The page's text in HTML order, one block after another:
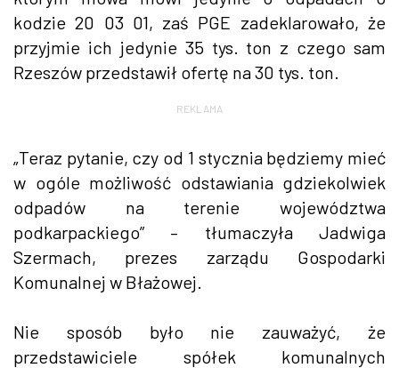
kodzie 20 03 01, zaś PGE zadeklarowało, że
przyjmie ich jedynie 35 tys. ton z czego sam
Rzeszów przedstawił ofertę na 30 tys. ton.
REKLAMA
„Teraz pytanie, czy od 1 stycznia będziemy mieć
w ogóle możliwość odstawiania gdziekolwiek
odpadów na terenie województwa
podkarpackiego” – tłumaczyła Jadwiga
Szermach, prezes zarządu Gospodarki
Komunalnej w Błażowej.
Nie sposób było nie zauważyć, że
przedstawiciele spółek komunalnych